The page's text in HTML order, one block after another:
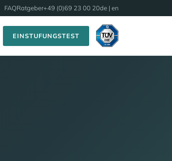
FAQRatgeber+49 (0)69 23 00 20de | en
EINSTUFUNGSTEST